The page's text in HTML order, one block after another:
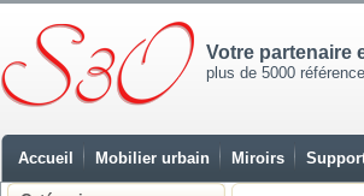
Votre partenaire
plus de 5000
Accueil Mobilier urbain Miroirs